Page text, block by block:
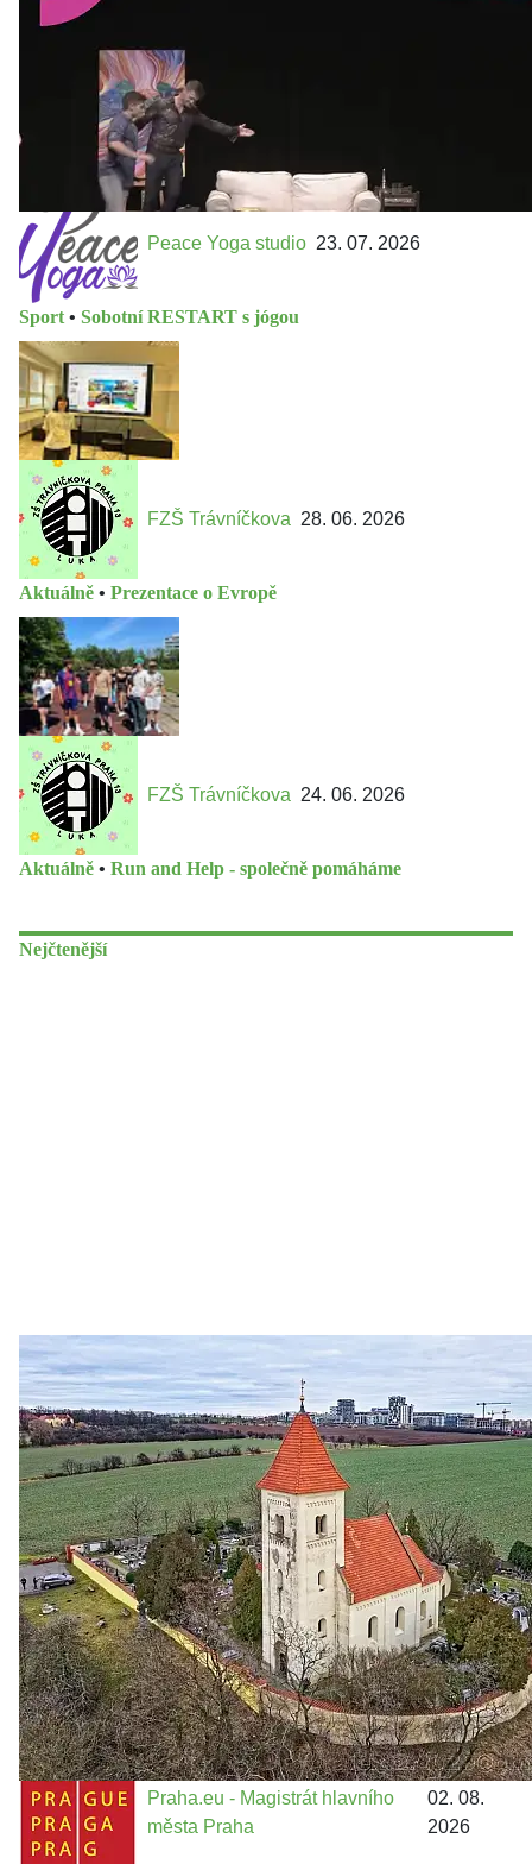
https://divadelnimlyn.cz/vstupenky Představ si čtyři dny
Peace Yoga studio 23. 07. 2026
Sport • Sobotní RESTART s jógou
FZŠ Trávníčkova 28. 06. 2026
Aktuálně • Prezentace o Evropě
FZŠ Trávníčkova 24. 06. 2026
Aktuálně • Run and Help - společně pomáháme
Nejčtenější
Zastanem se 03. 08. 2026
Politika • Volební seriál #02: Nová výstavba v jihozápadním
městě
Jakými nástroji navrhujete vstupovat z pozice ÚMČ Praha
13 do procesů developerské výstavby např. v lokalitě
Třebonice a Chaby, kterou umožňuje nově schválený
Metropolitn...
Praha.eu - Magistrát hlavního
města Praha
02. 08.
2026